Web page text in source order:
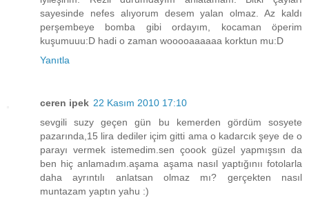
sayesinde nefes alıyorum desem yalan olmaz. Az kaldı
perşembeye bomba gibi ordayım, kocaman öperim
kuşumuuu:D hadi o zaman wooooaaaaaa korktun mu:D
Yanıtla
ceren ipek 22 Kasım 2010 17:10
sevgili suzy geçen gün bu kemerden gördüm sosyete
pazarında,15 lira dediler içim gitti ama o kadarcık şeye de o
parayı vermek istemedim.sen çoook güzel yapmışsın da
ben hiç anlamadım.aşama aşama nasıl yaptığınıı fotolarla
daha ayrıntılı anlatsan olmaz mı? gerçekten nasıl
muntazam yaptın yahu :)